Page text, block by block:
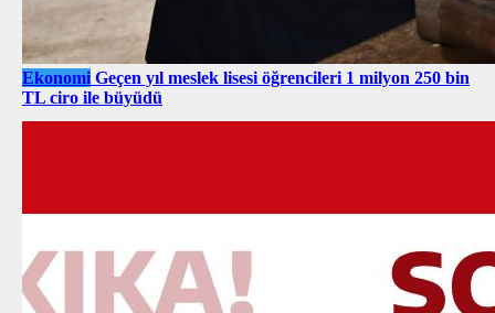
Ekonomi Geçen yıl meslek lisesi öğrencileri 1 milyon 250 bin
TL ciro ile büyüdü